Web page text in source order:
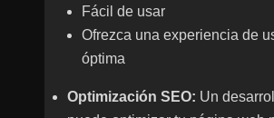
Fácil de usar
Ofrezca una experiencia de
óptima
Optimización SEO: Un